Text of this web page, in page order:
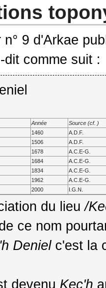
n° 9 d'Arkae
dit comme suit :
Année
Source (cf. )
1460
A.D.F.
1506
A.D.F.
1678
A.C.E-G.
1684
A.C.E-G.
1834
A.C.E-G.
1962
A.C.E-G.
2000 I.G.N.
du lieu/
ce nom
Denielc'est la
devenu Kec'h